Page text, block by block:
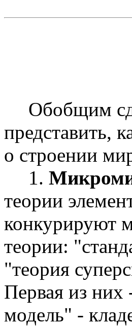
Обобщим
представить,
о строении
1.
теории
конкурируют
теории:
"теория
Первая из них
модель" -